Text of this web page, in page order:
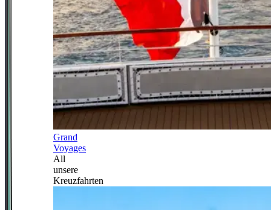
Grand
Voyages
All
unsere
Kreuzfahrten